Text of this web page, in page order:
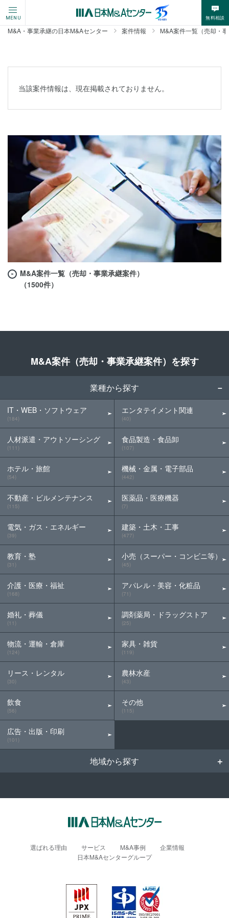
MENU 無料相談
M&A・事業承継の日本M&Aセンター 案件情報 M&A案件一覧（売却・
当該案件情報は、現在掲載されておりません。
M&A案件一覧（売却・事業承継案件）
（1500件）
M&A案件（売却・事業承継案件）を探す
業種から探す
IT・WEB・ソフトウェア
(184)
人材派遣・アウトソーシング
(111)
ホテル・旅館
(54)
不動産・ビルメンテナンス
(115)
電気・ガス・エネルギー
(39)
教育・塾
(31)
介護・医療・福祉
(168)
婚礼・葬儀
(11)
物流・運輸・倉庫
(124)
リース・レンタル
(30)
飲食
(56)
広告・出版・印刷
(101)
エンタテイメント関連
(40)
食品製造・食品卸
(107)
機械・金属・電子部品
(442)
医薬品・医療機器
(7)
建築・土木・工事
(477)
小売（スーパー・コンビニ等）
(45)
アパレル・美容・化粧品
(71)
調剤薬局・ドラッグストア
(25)
家具・雑貨
(119)
農林水産
(43)
その他
(115)
地域から探す
選ばれる理由 サービス M&A事例
企業情報
日本M&Aセンターグループ